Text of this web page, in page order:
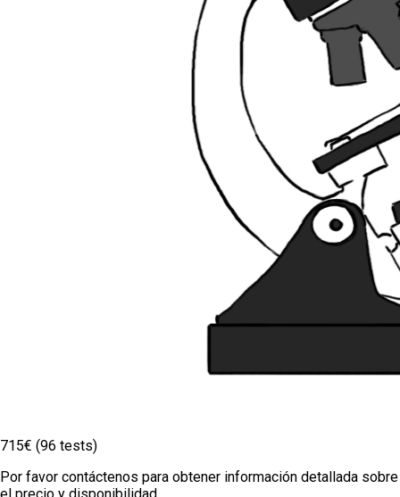
715€ (96 tests)
Por favor contáctenos para obtener información detallada sobre